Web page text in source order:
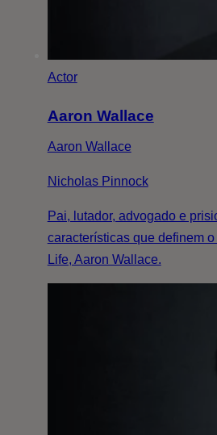
Actor
Aaron Wallace
Aaron Wallace
Nicholas Pinnock
Pai, lutador, advogado e
características que definem
Life, Aaron Wallace.